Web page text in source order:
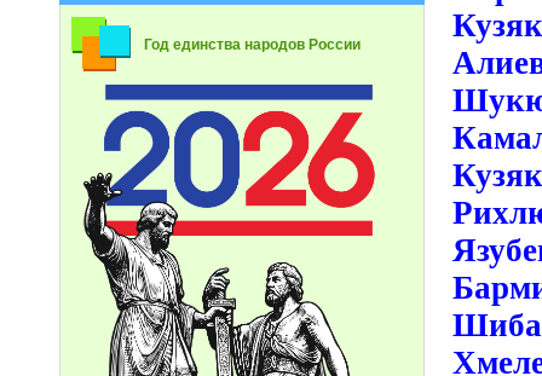
Год единства народов России